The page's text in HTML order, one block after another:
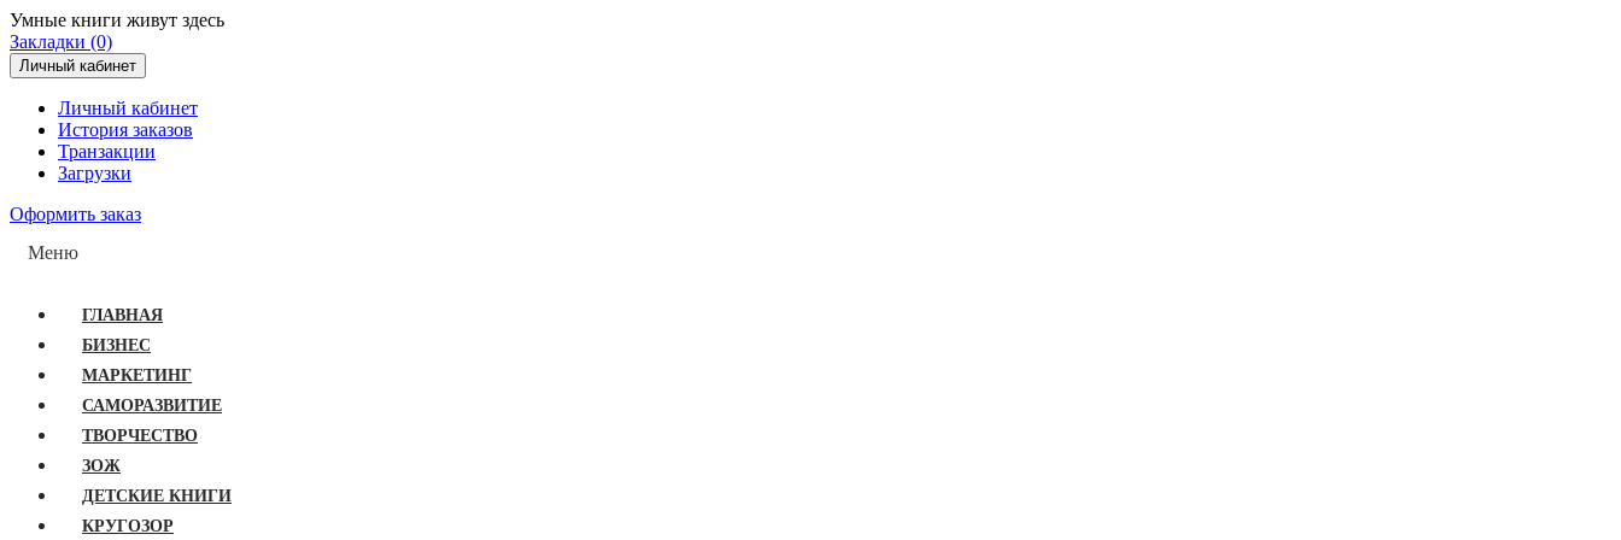
Умные книги живут здесь
Закладки (0)
Личный кабинет
Личный кабинет
История заказов
Транзакции
Загрузки
Оформить заказ
Меню
ГЛАВНАЯ
БИЗНЕС
МАРКЕТИНГ
САМОРАЗВИТИЕ
ТВОРЧЕСТВО
ЗОЖ
ДЕТСКИЕ КНИГИ
КРУГОЗОР